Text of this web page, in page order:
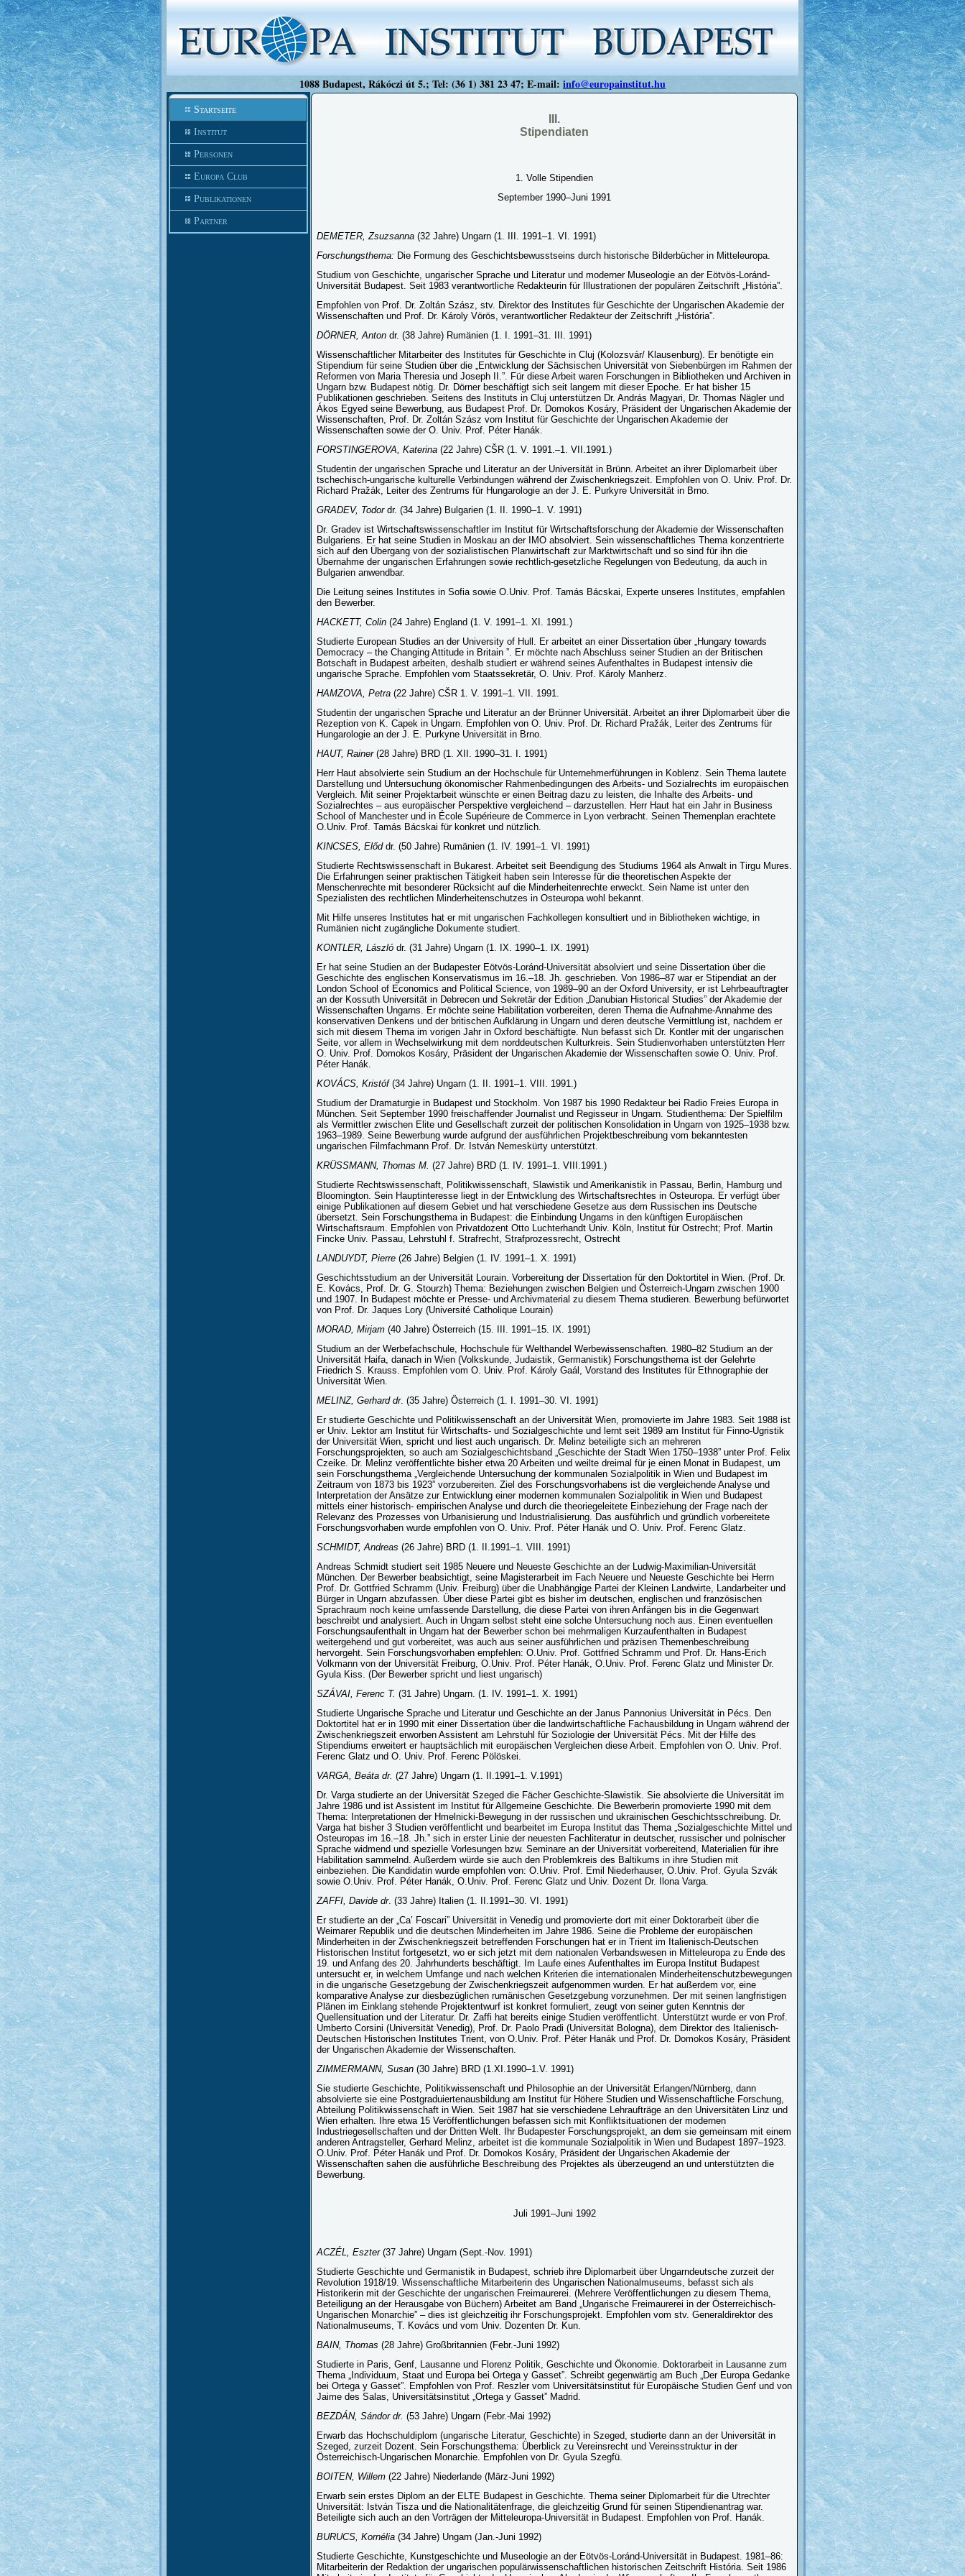
1088 Budapest, Rákóczi út 5.; Tel: (36 1) 381 23 47; E-mail: info@europainstitut.hu
Startseite
Institut
Personen
Europa Club
Publikationen
Partner
III.
Stipendiaten
1. Volle Stipendien
September 1990–Juni 1991
DEMETER, Zsuzsanna (32 Jahre) Ungarn (1. III. 1991–1. VI. 1991)
Forschungsthema: Die Formung des Geschichtsbewusstseins durch historische Bilderbücher in Mitteleuropa.
Studium von Geschichte, ungarischer Sprache und Literatur und moderner Museologie an der Eötvös-Loránd-
Universität Budapest. Seit 1983 verantwortliche Redakteurin für Illustrationen der populären Zeitschrift „História”.
Empfohlen von Prof. Dr. Zoltán Szász, stv. Direktor des Institutes für Geschichte der Ungarischen Akademie der
Wissenschaften und Prof. Dr. Károly Vörös, verantwortlicher Redakteur der Zeitschrift „História”.
DÖRNER, Anton dr. (38 Jahre) Rumänien (1. I. 1991–31. III. 1991)
Wissenschaftlicher Mitarbeiter des Institutes für Geschichte in Cluj (Kolozsvár/ Klausenburg). Er benötigte ein
Stipendium für seine Studien über die „Entwicklung der Sächsischen Universität von Siebenbürgen im Rahmen der
Reformen von Maria Theresia und Joseph II.”. Für diese Arbeit waren Forschungen in Bibliotheken und Archiven in
Ungarn bzw. Budapest nötig. Dr. Dörner beschäftigt sich seit langem mit dieser Epoche. Er hat bisher 15
Publikationen geschrieben. Seitens des Instituts in Cluj unterstützen Dr. András Magyari, Dr. Thomas Nägler und
Ákos Egyed seine Bewerbung, aus Budapest Prof. Dr. Domokos Kosáry, Präsident der Ungarischen Akademie der
Wissenschaften, Prof. Dr. Zoltán Szász vom Institut für Geschichte der Ungarischen Akademie der
Wissenschaften sowie der O. Univ. Prof. Péter Hanák.
FORSTINGEROVA, Katerina (22 Jahre) CŠR (1. V. 1991.–1. VII.1991.)
Studentin der ungarischen Sprache und Literatur an der Universität in Brünn. Arbeitet an ihrer Diplomarbeit über
tschechisch-ungarische kulturelle Verbindungen während der Zwischenkriegszeit. Empfohlen von O. Univ. Prof. Dr.
Richard Pražák, Leiter des Zentrums für Hungarologie an der J. E. Purkyre Universität in Brno.
GRADEV, Todordr. (34 Jahre) Bulgarien (1. II. 1990–1. V. 1991)
Dr. Gradev ist Wirtschaftswissenschaftler im Institut für Wirtschaftsforschung der Akademie der Wissenschaften
Bulgariens. Er hat seine Studien in Moskau an der IMO absolviert. Sein wissenschaftliches Thema konzentrierte
sich auf den Übergang von der sozialistischen Planwirtschaft zur Marktwirtschaft und so sind für ihn die
Übernahme der ungarischen Erfahrungen sowie rechtlich-gesetzliche Regelungen von Bedeutung, da auch in
Bulgarien anwendbar.
Die Leitung seines Institutes in Sofia sowie O.Univ. Prof. Tamás Bácskai, Experte unseres Institutes, empfahlen
den Bewerber.
HACKETT, Colin (24 Jahre) England (1. V. 1991–1. XI. 1991.)
Studierte European Studies an der University of Hull. Er arbeitet an einer Dissertation über „Hungary towards
Democracy – the Changing Attitude in Britain ”. Er möchte nach Abschluss seiner Studien an der Britischen
Botschaft in Budapest arbeiten, deshalb studiert er während seines Aufenthaltes in Budapest intensiv die
ungarische Sprache. Empfohlen vom Staatssekretär, O. Univ. Prof. Károly Manherz.
HAMZOVA, Petra (22 Jahre) CŠR 1. V. 1991–1. VII. 1991.
Studentin der ungarischen Sprache und Literatur an der Brünner Universität. Arbeitet an ihrer Diplomarbeit über die
Rezeption von K. Capek in Ungarn. Empfohlen von O. Univ. Prof. Dr. Richard Pražák, Leiter des Zentrums für
Hungarologie an der J. E. Purkyne Universität in Brno.
HAUT, Rainer(28 Jahre) BRD (1. XII. 1990–31. I. 1991)
Herr Haut absolvierte sein Studium an der Hochschule für Unternehmerführungen in Koblenz. Sein Thema lautete
Darstellung und Untersuchung ökonomischer Rahmenbedingungen des Arbeits- und Sozialrechts im europäischen
Vergleich. Mit seiner Projektarbeit wünschte er einen Beitrag dazu zu leisten, die Inhalte des Arbeits- und
Sozialrechtes – aus europäischer Perspektive vergleichend – darzustellen. Herr Haut hat ein Jahr in Business
School of Manchester und in École Supérieure de Commerce in Lyon verbracht. Seinen Themenplan erachtete
O.Univ. Prof. Tamás Bácskai für konkret und nützlich.
KINCSES, Előddr. (50 Jahre) Rumänien (1. IV. 1991–1. VI. 1991)
Studierte Rechtswissenschaft in Bukarest. Arbeitet seit Beendigung des Studiums 1964 als Anwalt in Tirgu Mures.
Die Erfahrungen seiner praktischen Tätigkeit haben sein Interesse für die theoretischen Aspekte der
Menschenrechte mit besonderer Rücksicht auf die Minderheitenrechte erweckt. Sein Name ist unter den
Spezialisten des rechtlichen Minderheitenschutzes in Osteuropa wohl bekannt.
Mit Hilfe unseres Institutes hat er mit ungarischen Fachkollegen konsultiert und in Bibliotheken wichtige, in
Rumänien nicht zugängliche Dokumente studiert.
KONTLER, László dr. (31 Jahre) Ungarn (1. IX. 1990–1. IX. 1991)
Er hat seine Studien an der Budapester Eötvös-Loránd-Universität absolviert und seine Dissertation über die
Geschichte des englischen Konservatismus im 16.–18. Jh. geschrieben. Von 1986–87 war er Stipendiat an der
London School of Economics and Political Science, von 1989–90 an der Oxford University, er ist Lehrbeauftragter
an der Kossuth Universität in Debrecen und Sekretär der Edition „Danubian Historical Studies” der Akademie der
Wissenschaften Ungarns. Er möchte seine Habilitation vorbereiten, deren Thema die Aufnahme-Annahme des
konservativen Denkens und der britischen Aufklärung in Ungarn und deren deutsche Vermittlung ist, nachdem er
sich mit diesem Thema im vorigen Jahr in Oxford beschäftigte. Nun befasst sich Dr. Kontler mit der ungarischen
Seite, vor allem in Wechselwirkung mit dem norddeutschen Kulturkreis. Sein Studienvorhaben unterstützten Herr
O. Univ. Prof. Domokos Kosáry, Präsident der Ungarischen Akademie der Wissenschaften sowie O. Univ. Prof.
Péter Hanák.
KOVÁCS, Kristóf(34 Jahre) Ungarn (1. II. 1991–1. VIII. 1991.)
Studium der Dramaturgie in Budapest und Stockholm. Von 1987 bis 1990 Redakteur bei Radio Freies Europa in
München. Seit September 1990 freischaffender Journalist und Regisseur in Ungarn. Studienthema: Der Spielfilm
als Vermittler zwischen Elite und Gesellschaft zurzeit der politischen Konsolidation in Ungarn von 1925–1938 bzw.
1963–1989. Seine Bewerbung wurde aufgrund der ausführlichen Projektbeschreibung vom bekanntesten
ungarischen Filmfachmann Prof. Dr. István Nemeskürty unterstützt.
KRÜSSMANN, Thomas M. (27 Jahre) BRD (1. IV. 1991–1. VIII.1991.)
Studierte Rechtswissenschaft, Politikwissenschaft, Slawistik und Amerikanistik in Passau, Berlin, Hamburg und
Bloomington. Sein Hauptinteresse liegt in der Entwicklung des Wirtschaftsrechtes in Osteuropa. Er verfügt über
einige Publikationen auf diesem Gebiet und hat verschiedene Gesetze aus dem Russischen ins Deutsche
übersetzt. Sein Forschungsthema in Budapest: die Einbindung Ungarns in den künftigen Europäischen
Wirtschaftsraum. Empfohlen von Privatdozent Otto Luchterhandt Univ. Köln, Institut für Ostrecht; Prof. Martin
Fincke Univ. Passau, Lehrstuhl f. Strafrecht, Strafprozessrecht, Ostrecht
LANDUYDT, Pierre (26 Jahre) Belgien (1. IV. 1991–1. X. 1991)
Geschichtsstudium an der Universität Lourain. Vorbereitung der Dissertation für den Doktortitel in Wien. (Prof. Dr.
E. Kovács, Prof. Dr. G. Stourzh) Thema: Beziehungen zwischen Belgien und Österreich-Ungarn zwischen 1900
und 1907. In Budapest möchte er Presse- und Archivmaterial zu diesem Thema studieren. Bewerbung befürwortet
von Prof. Dr. Jaques Lory (Université Catholique Lourain)
MORAD, Mirjam (40 Jahre) Österreich (15. III. 1991–15. IX. 1991)
Studium an der Werbefachschule, Hochschule für Welthandel Werbewissenschaften. 1980–82 Studium an der
Universität Haifa, danach in Wien (Volkskunde, Judaistik, Germanistik) Forschungsthema ist der Gelehrte
Friedrich S. Krauss. Empfohlen vom O. Univ. Prof. Károly Gaál, Vorstand des Institutes für Ethnographie der
Universität Wien.
MELINZ, Gerhard dr. (35 Jahre) Österreich (1. I. 1991–30. VI. 1991)
Er studierte Geschichte und Politikwissenschaft an der Universität Wien, promovierte im Jahre 1983. Seit 1988 ist
er Univ. Lektor am Institut für Wirtschafts- und Sozialgeschichte und lernt seit 1989 am Institut für Finno-Ugristik
der Universität Wien, spricht und liest auch ungarisch. Dr. Melinz beteiligte sich an mehreren
Forschungsprojekten, so auch am Sozialgeschichtsband „Geschichte der Stadt Wien 1750–1938” unter Prof. Felix
Czeike. Dr. Melinz veröffentlichte bisher etwa 20 Arbeiten und weilte dreimal für je einen Monat in Budapest, um
sein Forschungsthema „Vergleichende Untersuchung der kommunalen Sozialpolitik in Wien und Budapest im
Zeitraum von 1873 bis 1923” vorzubereiten. Ziel des Forschungsvorhabens ist die vergleichende Analyse und
Interpretation der Ansätze zur Entwicklung einer modernen kommunalen Sozialpolitik in Wien und Budapest
mittels einer historisch- empirischen Analyse und durch die theoriegeleitete Einbeziehung der Frage nach der
Relevanz des Prozesses von Urbanisierung und Industrialisierung. Das ausführlich und gründlich vorbereitete
Forschungsvorhaben wurde empfohlen von O. Univ. Prof. Péter Hanák und O. Univ. Prof. Ferenc Glatz.
SCHMIDT, Andreas (26 Jahre) BRD (1. II.1991–1. VIII. 1991)
Andreas Schmidt studiert seit 1985 Neuere und Neueste Geschichte an der Ludwig-Maximilian-Universität
München. Der Bewerber beabsichtigt, seine Magisterarbeit im Fach Neuere und Neueste Geschichte bei Herrn
Prof. Dr. Gottfried Schramm (Univ. Freiburg) über die Unabhängige Partei der Kleinen Landwirte, Landarbeiter und
Bürger in Ungarn abzufassen. Über diese Partei gibt es bisher im deutschen, englischen und französischen
Sprachraum noch keine umfassende Darstellung, die diese Partei von ihren Anfängen bis in die Gegenwart
beschreibt und analysiert. Auch in Ungarn selbst steht eine solche Untersuchung noch aus. Einen eventuellen
Forschungsaufenthalt in Ungarn hat der Bewerber schon bei mehrmaligen Kurzaufenthalten in Budapest
weitergehend und gut vorbereitet, was auch aus seiner ausführlichen und präzisen Themenbeschreibung
hervorgeht. Sein Forschungsvorhaben empfehlen: O.Univ. Prof. Gottfried Schramm und Prof. Dr. Hans-Erich
Volkmann von der Universität Freiburg, O.Univ. Prof. Péter Hanák, O.Univ. Prof. Ferenc Glatz und Minister Dr.
Gyula Kiss. (Der Bewerber spricht und liest ungarisch)
SZÁVAI, Ferenc T. (31 Jahre) Ungarn. (1. IV. 1991–1. X. 1991)
Studierte Ungarische Sprache und Literatur und Geschichte an der Janus Pannonius Universität in Pécs. Den
Doktortitel hat er in 1990 mit einer Dissertation über die landwirtschaftliche Fachausbildung in Ungarn während der
Zwischenkriegszeit erworben Assistent am Lehrstuhl für Soziologie der Universität Pécs. Mit der Hilfe des
Stipendiums erweitert er hauptsächlich mit europäischen Vergleichen diese Arbeit. Empfohlen von O. Univ. Prof.
Ferenc Glatz und O. Univ. Prof. Ferenc Pölöskei.
VARGA, Beáta dr. (27 Jahre) Ungarn (1. II.1991–1. V.1991)
Dr. Varga studierte an der Universität Szeged die Fächer Geschichte-Slawistik. Sie absolvierte die Universität im
Jahre 1986 und ist Assistent im Institut für Allgemeine Geschichte. Die Bewerberin promovierte 1990 mit dem
Thema: Interpretationen der Hmelnicki-Bewegung in der russischen und ukrainischen Geschichtsschreibung. Dr.
Varga hat bisher 3 Studien veröffentlicht und bearbeitet im Europa Institut das Thema „Sozialgeschichte Mittel und
Osteuropas im 16.–18. Jh.” sich in erster Linie der neuesten Fachliteratur in deutscher, russischer und polnischer
Sprache widmend und spezielle Vorlesungen bzw. Seminare an der Universität vorbereitend, Materialien für ihre
Habilitation sammelnd. Außerdem würde sie auch den Problemkreis des Baltikums in ihre Studien mit
einbeziehen. Die Kandidatin wurde empfohlen von: O.Univ. Prof. Emil Niederhauser, O.Univ. Prof. Gyula Szvák
sowie O.Univ. Prof. Péter Hanák, O.Univ. Prof. Ferenc Glatz und Univ. Dozent Dr. Ilona Varga.
ZAFFI, Davide dr. (33 Jahre) Italien (1. II.1991–30. VI. 1991)
Er studierte an der „Ca’ Foscari” Universität in Venedig und promovierte dort mit einer Doktorarbeit über die
Weimarer Republik und die deutschen Minderheiten im Jahre 1986. Seine die Probleme der europäischen
Minderheiten in der Zwischenkriegszeit betreffenden Forschungen hat er in Trient im Italienisch-Deutschen
Historischen Institut fortgesetzt, wo er sich jetzt mit dem nationalen Verbandswesen in Mitteleuropa zu Ende des
19. und Anfang des 20. Jahrhunderts beschäftigt. Im Laufe eines Aufenthaltes im Europa Institut Budapest
untersucht er, in welchem Umfange und nach welchen Kriterien die internationalen Minderheitenschutzbewegungen
in die ungarische Gesetzgebung der Zwischenkriegszeit aufgenommen wurden. Er hat außerdem vor, eine
komparative Analyse zur diesbezüglichen rumänischen Gesetzgebung vorzunehmen. Der mit seinen langfristigen
Plänen im Einklang stehende Projektentwurf ist konkret formuliert, zeugt von seiner guten Kenntnis der
Quellensituation und der Literatur. Dr. Zaffi hat bereits einige Studien veröffentlicht. Unterstützt wurde er von Prof.
Umberto Corsini (Universität Venedig), Prof. Dr. Paolo Pradi (Universität Bologna), dem Direktor des Italienisch-
Deutschen Historischen Institutes Trient, von O.Univ. Prof. Péter Hanák und Prof. Dr. Domokos Kosáry, Präsident
der Ungarischen Akademie der Wissenschaften.
ZIMMERMANN, Susan (30 Jahre) BRD (1.XI.1990–1.V. 1991)
Sie studierte Geschichte, Politikwissenschaft und Philosophie an der Universität Erlangen/Nürnberg, dann
absolvierte sie eine Postgraduiertenausbildung am Institut für Höhere Studien und Wissenschaftliche Forschung,
Abteilung Politikwissenschaft in Wien. Seit 1987 hat sie verschiedene Lehraufträge an den Universitäten Linz und
Wien erhalten. Ihre etwa 15 Veröffentlichungen befassen sich mit Konfliktsituationen der modernen
Industriegesellschaften und der Dritten Welt. Ihr Budapester Forschungsprojekt, an dem sie gemeinsam mit einem
anderen Antragsteller, Gerhard Melinz, arbeitet ist die kommunale Sozialpolitik in Wien und Budapest 1897–1923.
O.Univ. Prof. Péter Hanák und Prof. Dr. Domokos Kosáry, Präsident der Ungarischen Akademie der
Wissenschaften sahen die ausführliche Beschreibung des Projektes als überzeugend an und unterstützten die
Bewerbung.
Juli 1991–Juni 1992
ACZÉL, Eszter(37 Jahre) Ungarn (Sept.-Nov. 1991)
Studierte Geschichte und Germanistik in Budapest, schrieb ihre Diplomarbeit über Ungarndeutsche zurzeit der
Revolution 1918/19. Wissenschaftliche Mitarbeiterin des Ungarischen Nationalmuseums, befasst sich als
Historikerin mit der Geschichte der ungarischen Freimaurerei. (Mehrere Veröffentlichungen zu diesem Thema,
Beteiligung an der Herausgabe von Büchern) Arbeitet am Band „Ungarische Freimaurerei in der Österreichisch-
Ungarischen Monarchie” – dies ist gleichzeitig ihr Forschungsprojekt. Empfohlen vom stv. Generaldirektor des
Nationalmuseums, T. Kovács und vom Univ. Dozenten Dr. Kun.
BAIN, Thomas (28 Jahre) Großbritannien (Febr.-Juni 1992)
Studierte in Paris, Genf, Lausanne und Florenz Politik, Geschichte und Ökonomie. Doktorarbeit in Lausanne zum
Thema „Individuum, Staat und Europa bei Ortega y Gasset”. Schreibt gegenwärtig am Buch „Der Europa Gedanke
bei Ortega y Gasset”. Empfohlen von Prof. Reszler vom Universitätsinstitut für Europäische Studien Genf und von
Jaime des Salas, Universitätsinstitut „Ortega y Gasset” Madrid.
BEZDÁN, Sándor dr. (53 Jahre) Ungarn (Febr.-Mai 1992)
Erwarb das Hochschuldiplom (ungarische Literatur, Geschichte) in Szeged, studierte dann an der Universität in
Szeged, zurzeit Dozent. Sein Forschungsthema: Überblick zu Vereinsrecht und Vereinsstruktur in der
Österreichisch-Ungarischen Monarchie. Empfohlen von Dr. Gyula Szegfü.
BOITEN, Willem (22 Jahre) Niederlande (März-Juni 1992)
Erwarb sein erstes Diplom an der ELTE Budapest in Geschichte. Thema seiner Diplomarbeit für die Utrechter
Universität: István Tisza und die Nationalitätenfrage, die gleichzeitig Grund für seinen Stipendienantrag war.
Beteiligte sich auch an den Vorträgen der Mitteleuropa-Universität in Budapest. Empfohlen von Prof. Hanák.
BURUCS, Kornélia (34 Jahre) Ungarn (Jan.-Juni 1992)
Studierte Geschichte, Kunstgeschichte und Museologie an der Eötvös-Loránd-Universität in Budapest. 1981–86:
Mitarbeiterin der Redaktion der ungarischen populärwissenschaftlichen historischen Zeitschrift História. Seit 1986